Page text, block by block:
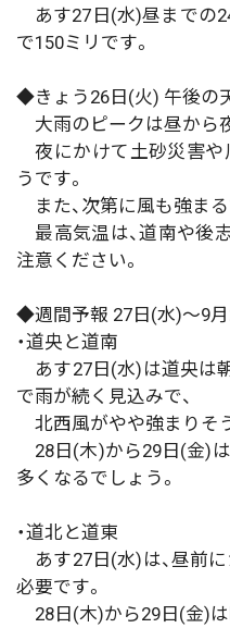
あす27日(水)昼までの
で150ミリです。
◆きょう26日(火) 午後の
大雨のピークは昼から
夜にかけて土砂災害や
うです。
また、次第に風も強まる
最高気温は、道南や後
注意ください。
◆週間予報 27日(水)〜9
・道央と道南
あす27日(水)は道央は
で雨が続く見込みで、
北西風がやや強まりそ
28日(木)から29日(金)
多くなるでしょう。
・道北と道東
あす27日(水)は、昼前
必要です。
28日(木)から29日(金)は